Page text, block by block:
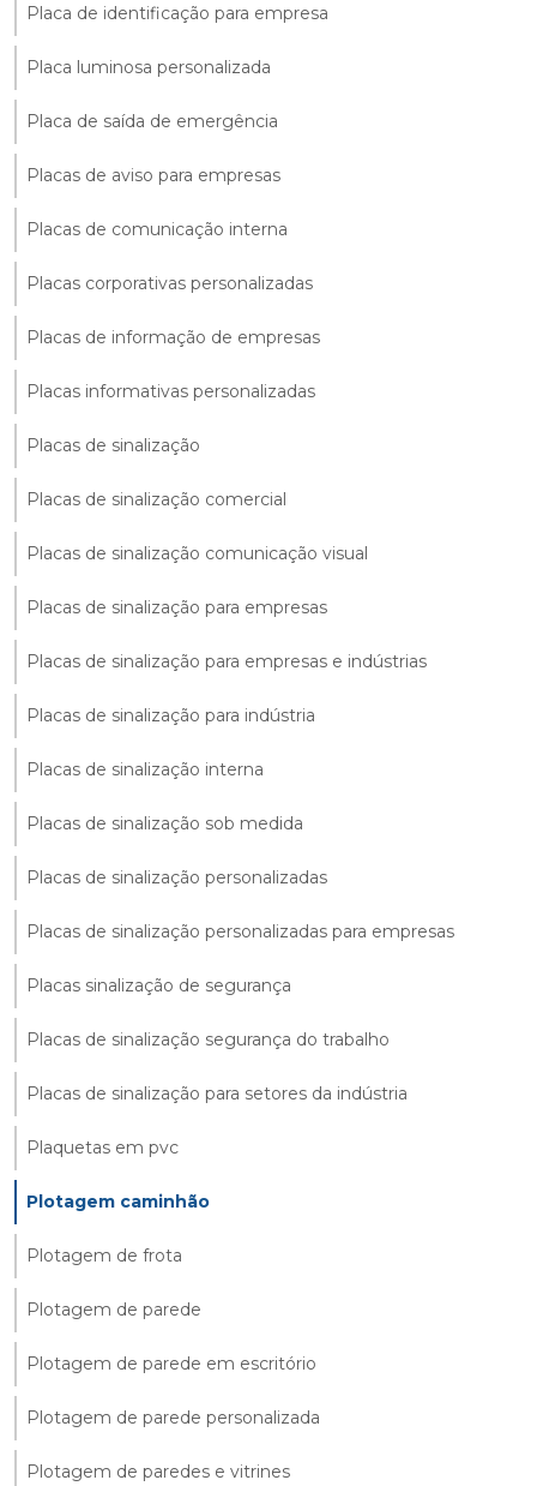
Placa de identificação para empresa
Placa luminosa personalizada
Placa de saída de emergência
Placas de aviso para empresas
Placas de comunicação interna
Placas corporativas personalizadas
Placas de informação de empresas
Placas informativas personalizadas
Placas de sinalização
Placas de sinalização comercial
Placas de sinalização comunicação visual
Placas de sinalização para empresas
Placas de sinalização para empresas e indústrias
Placas de sinalização para indústria
Placas de sinalização interna
Placas de sinalização sob medida
Placas de sinalização personalizadas
Placas de sinalização personalizadas para empresas
Placas sinalização de segurança
Placas de sinalização segurança do trabalho
Placas de sinalização para setores da indústria
Plaquetas em pvc
Plotagem caminhão
Plotagem de frota
Plotagem de parede
Plotagem de parede em escritório
Plotagem de parede personalizada
Plotagem de paredes e vitrines